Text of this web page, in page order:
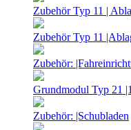
Zubehör Typ 11 |
Zubehör Typ 11
Zubehör:
Grundmodul Typ 21
Zubehör: |Schubladen